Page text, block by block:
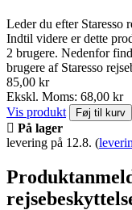
Leder du efter Staresso
Indtil videre er dette
2 brugere. Nedenfor
brugere af Staresso
85,00 kr
Ekskl. Moms: 68,00 kr
Vis produkt
Føj til kurv
På lager
levering på 12.8. (